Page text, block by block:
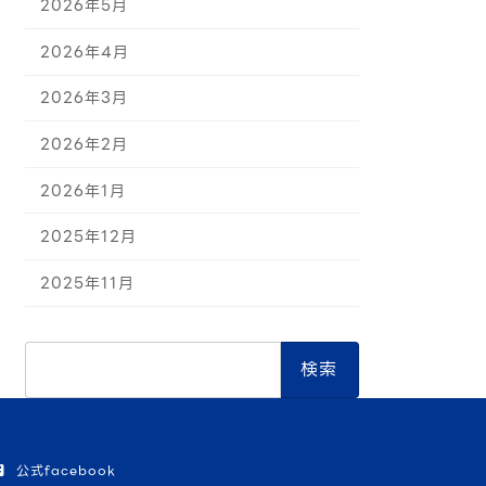
2026年5月
2026年4月
2026年3月
2026年2月
2026年1月
2025年12月
2025年11月
公式facebook